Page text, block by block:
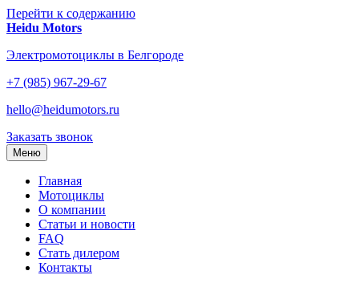
Перейти к содержанию
Heidu Motors
Электромотоциклы в Белгороде
+7 (985) 967-29-67
hello@heidumotors.ru
Заказать звонок
Меню
Главная
Мотоциклы
О компании
Статьи и новости
FAQ
Стать дилером
Контакты